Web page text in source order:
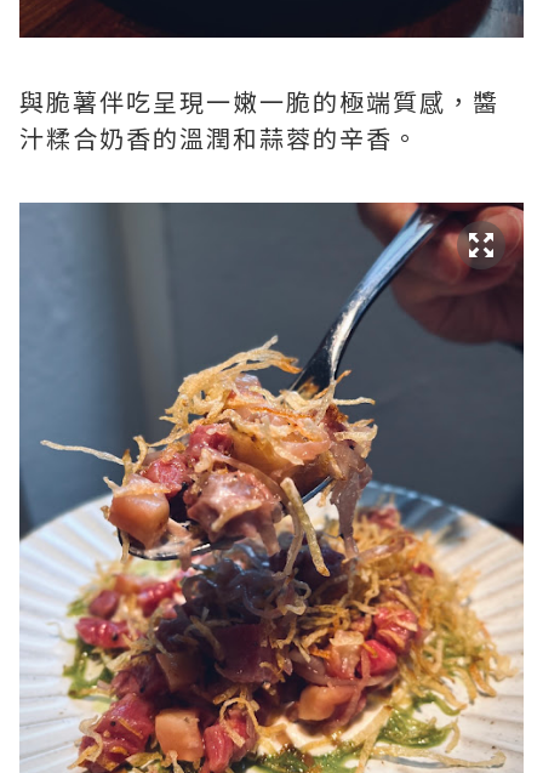
與脆薯伴吃呈現一嫩一脆的極端質感，醬
汁糅合奶香的溫潤和蒜蓉的辛香。